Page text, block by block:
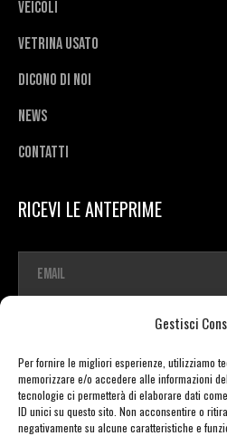
Gestisci
Per fornire le migliori esperienze, utilizziamo
memorizzare e/o accedere alle informazioni
tecnologie ci permetterà di elaborare dati
ID unici su questo sito. Non acconsentire o
negativamente su alcune caratteristiche e
Veicoli
Vetrina usato
Dicono di noi
News
Contatti
RICEVI LE ANTEPRIME
a
Copyright © 2026 TDR E-mobility pro srl